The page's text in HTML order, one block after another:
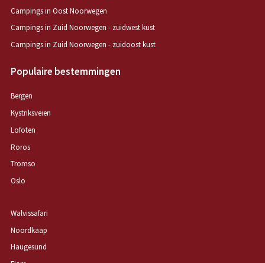
Campings in Oost Noorwegen
Campings in Zuid Noorwegen - zuidwest kust
Campings in Zuid Noorwegen - zuidoost kust
Populaire bestemmingen
Bergen
Kystriksveien
Lofoten
Roros
Tromso
Oslo
Walvissafari
Noordkaap
Haugesund